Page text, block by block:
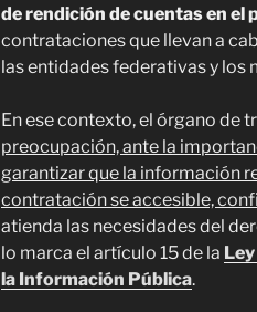
de rendición de cuentas en el
contrataciones que llevan a
las entidades federativas y los
En ese contexto, el órgano de
preocupación, ante la
garantizar que la información
contratación se accesible,
atienda las necesidades del
lo marca el artículo 15 de la
la Información Pública.